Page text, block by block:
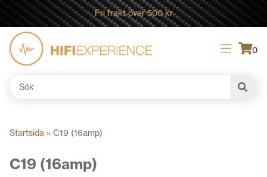
Fri frakt över 500 kr
0
Sök
Startsida » C19 (16amp)
C19 (16amp)